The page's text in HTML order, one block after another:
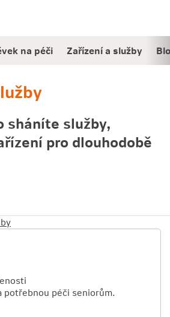
na péči Zařízení a služby
sháníte služby,
pro dlouhodobě
potřebnou péči seniorům.